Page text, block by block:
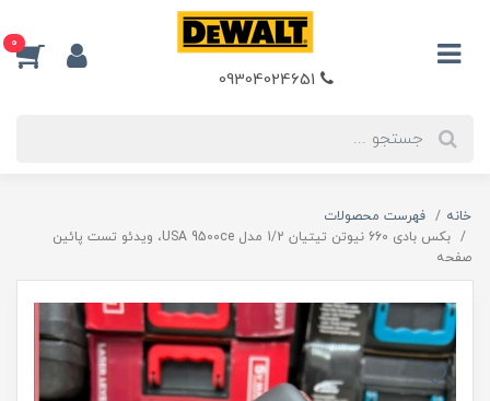
0
خانه
فهرست محصولات
بکس بادی 660 نیوتن تیتیان 1/2 مدل USA 9500ce، ویدئو تست پائین
صفحه